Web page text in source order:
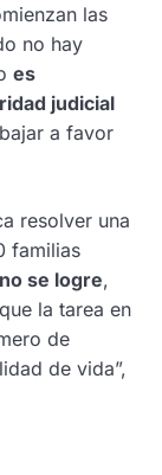
las
no hay
es
judicial
a favor
resolver una
familias
se logre,
la tarea en
de
de vida”,